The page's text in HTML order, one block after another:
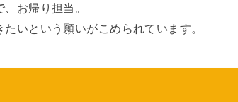
お帰り担当。
いという願いがこめられています。